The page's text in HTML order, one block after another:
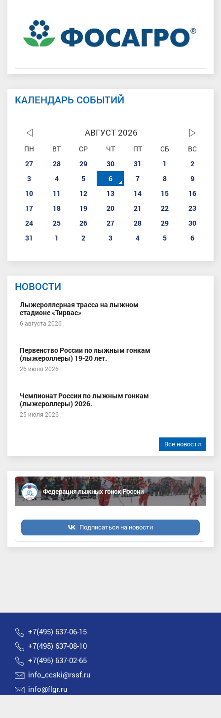
КАЛЕНДАРЬ СОБЫТИЙ
АВГУСТ 2026
ПН ВТ СР ЧТ ПТ СБ
ВС
27
28 29 30 31 1
2
3
4 5 6 7 8
9
10
11 12 13 14 15
16
17
18 19 20 21 22
23
24
25 26 27 28 29
30
31
1 2 3 4 5 6
НОВОСТИ
Лыжероллерная трасса на лыжном
стадионе «Тирвас»
6 августа 2026
Первенство России по лыжным гонкам
(лыжероллеры) 19-20 лет.
26 июля 2026
Чемпионат России по лыжным гонкам
(лыжероллеры) 2026.
25 июля 2026
Все новости
Федерация лыжных гонок России
Подписаться на новости
+7(495) 637-06-15
+7(495) 637-08-10
+7(495) 637-02-65
info_ccski@rssf.ru
info@flgr.ru